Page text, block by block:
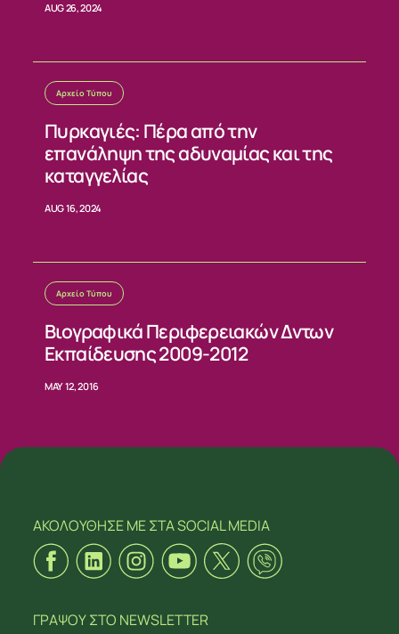
AUG 26, 2024
Αρχείο Τύπου
Πυρκαγιές: Πέρα από την
επανάληψη της αδυναμίας και της
καταγγελίας
AUG 16, 2024
Αρχείο Τύπου
Βιογραφικά Περιφερειακών Δντων
Εκπαίδευσης 2009-2012
MAY 12, 2016
ΑΚΟΛΟΥΘΗΣΕ ΜΕΣΤΑ SOCIAL MEDIA
ΓΡΑΨΟΥΣΤΟ NEWSLETTER